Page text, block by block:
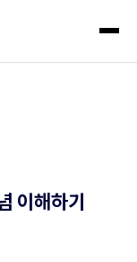
이해하기